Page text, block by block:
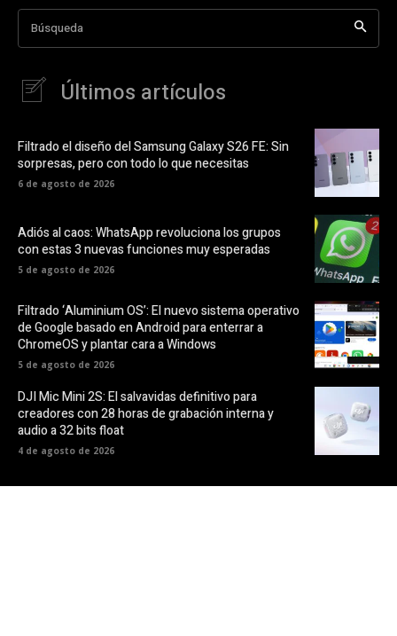
Búsqueda
Últimos artículos
Filtrado el diseño del Samsung Galaxy S26 FE: Sin
sorpresas, pero con todo lo que necesitas
6 de agosto de 2026
Adiós al caos: WhatsApp revoluciona los grupos
con estas 3 nuevas funciones muy esperadas
5 de agosto de 2026
Filtrado ‘Aluminium OS’: El nuevo sistema operativo
de Google basado en Android para enterrar a
ChromeOS y plantar cara a Windows
5 de agosto de 2026
DJI Mic Mini 2S: El salvavidas definitivo para
creadores con 28 horas de grabación interna y
audio a 32 bits float
4 de agosto de 2026